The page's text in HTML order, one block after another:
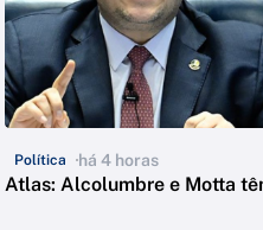
Política há 4 horas
Atlas: Alcolumbre e Motta